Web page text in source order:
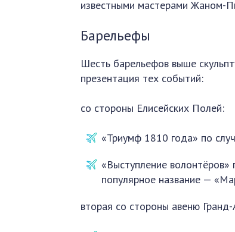
известными мастерами Жаном-
Барельефы
Шесть барельефов выше
презентация тех событий:
со стороны Елисейских Полей:
«Триумф 1810 года» по
«Выступление волонтёров»
популярное название —
вторая со стороны авеню